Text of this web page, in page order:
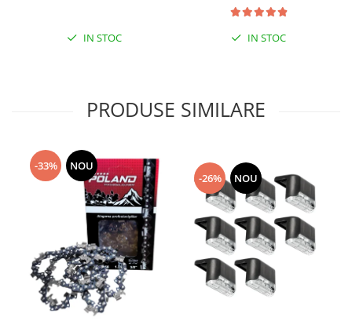
IN STOC IN STOC
PRODUSE SIMILARE
-33% NOU
-26% NOU